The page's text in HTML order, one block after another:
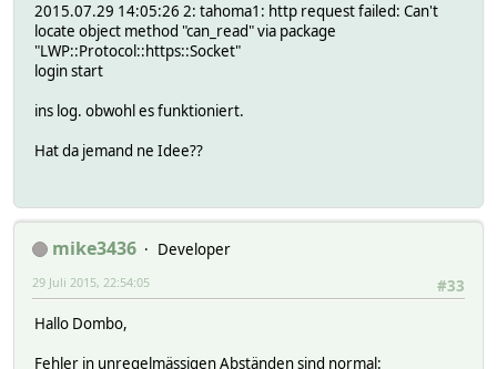
2015.07.29 14:05:26 2: tahoma1: http request failed: Can't
locate object method "can_read" via package
"LWP::Protocol::https::Socket"
login start
ins log. obwohl es funktioniert.
Hat da jemand ne Idee??
mike3436
Developer
#33
29 Juli 2015, 22:54:05
Hallo Dombo,
Fehler in unregelmässigen Abständen sind normal: